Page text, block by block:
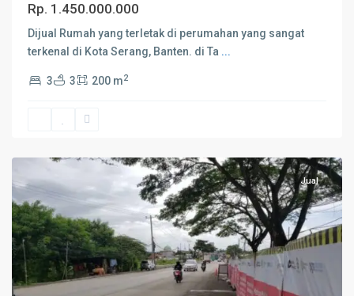
Rp. 1.450.000.000
Dijual Rumah yang terletak di perumahan yang sangat
terkenal di Kota Serang, Banten. di Ta ...
3 3 200 m2
Jual